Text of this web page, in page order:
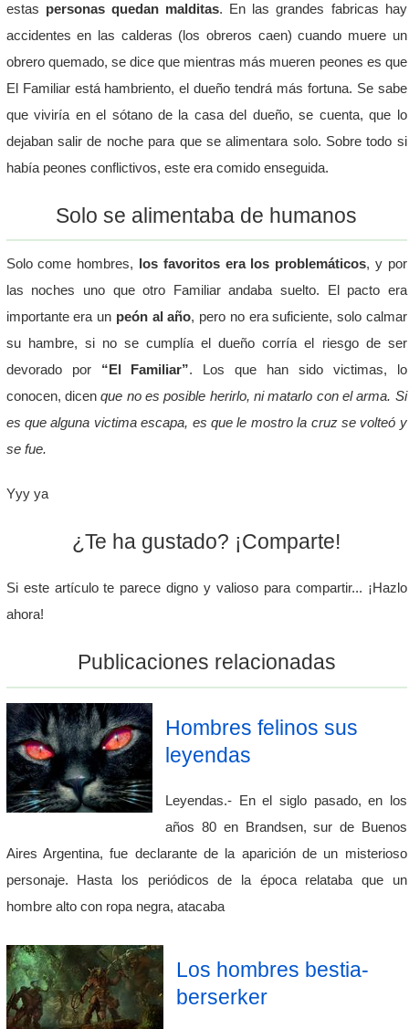
estas personas quedan malditas. En las grandes fabricas hay
accidentes en las calderas (los obreros caen) cuando muere un
obrero quemado, se dice que mientras más mueren peones es que
El Familiar está hambriento, el dueño tendrá más fortuna. Se sabe
que viviría en el sótano de la casa del dueño, se cuenta, que lo
dejaban salir de noche para que se alimentara solo. Sobre todo si
había peones conflictivos, este era comido enseguida.
Solo se alimentaba de humanos
Solo come hombres, los favoritos era los problemáticos, y por
las noches uno que otro Familiar andaba suelto. El pacto era
importante era un peón al año, pero no era suficiente, solo calmar
su hambre, si no se cumplía el dueño corría el riesgo de ser
devorado por “El Familiar”. Los que han sido victimas, lo
conocen, dicenque no es posible herirlo, ni matarlo con el arma. Si
es que alguna victima escapa, es que le mostro la cruz se volteó y
se fue.
Yyy ya
¿Te ha gustado? ¡Comparte!
Si este artículo te parece digno y valioso para compartir... ¡Hazlo
ahora!
Publicaciones relacionadas
Hombres felinos sus
leyendas
Leyendas.- En el siglo pasado, en los
años 80 en Brandsen, sur de Buenos
Aires Argentina, fue declarante de la aparición de un misterioso
personaje. Hasta los periódicos de la época relataba que un
hombre alto con ropa negra, atacaba
Los hombres bestia-
berserker